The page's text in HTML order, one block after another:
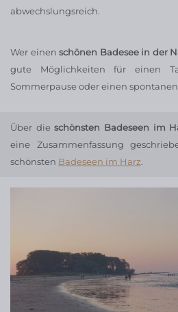
abwechslungsreich.
Wer einen schönen Badesee in der
gute Möglichkeiten für einen
Sommerpause oder einen
Über dieschönsten Badeseen im
eine Zusammenfassung
schönsten Badeseen im Harz.